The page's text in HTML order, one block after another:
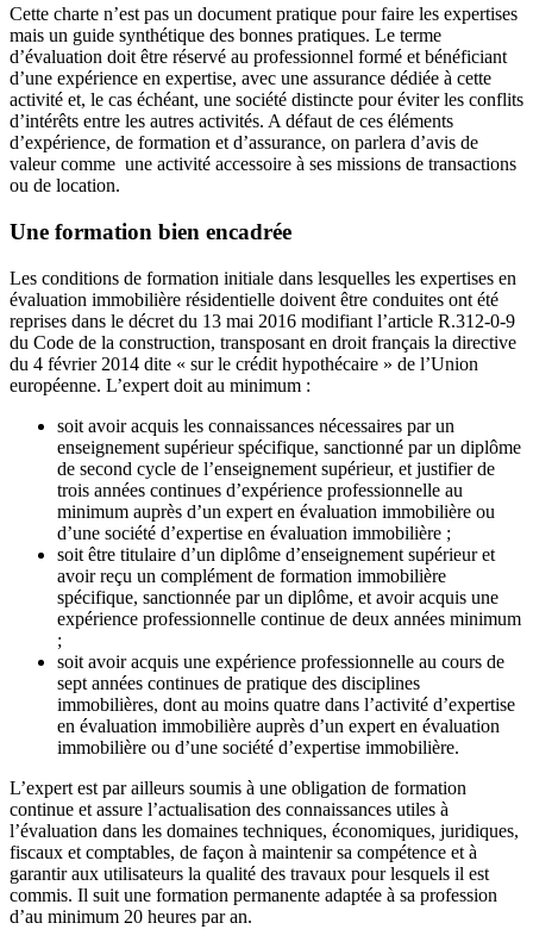
Cette charte n’est pas un document pratique pour faire les expertises
mais un guide synthétique des bonnes pratiques. Le terme
d’évaluation doit être réservé au professionnel formé et bénéficiant
d’une expérience en expertise, avec une assurance dédiée à cette
activité et, le cas échéant, une société distincte pour éviter les conflits
d’intérêts entre les autres activités. A défaut de ces éléments
d’expérience, de formation et d’assurance, on parlera d’avis de
valeur comme une activité accessoire à ses missions de transactions
ou de location.
Une formation bien encadrée
Les conditions de formation initiale dans lesquelles les expertises en
évaluation immobilière résidentielle doivent être conduites ont été
reprises dans le décret du 13 mai 2016 modifiant l’article R.312-0-9
du Code de la construction, transposant en droit français la directive
du 4 février 2014 dite « sur le crédit hypothécaire » de l’Union
européenne. L’expert doit au minimum :
soit avoir acquis les connaissances nécessaires par un
enseignement supérieur spécifique, sanctionné par un diplôme
de second cycle de l’enseignement supérieur, et justifier de
trois années continues d’expérience professionnelle au
minimum auprès d’un expert en évaluation immobilière ou
d’une société d’expertise en évaluation immobilière ;
soit être titulaire d’un diplôme d’enseignement supérieur et
avoir reçu un complément de formation immobilière
spécifique, sanctionnée par un diplôme, et avoir acquis une
expérience professionnelle continue de deux années minimum
;
soit avoir acquis une expérience professionnelle au cours de
sept années continues de pratique des disciplines
immobilières, dont au moins quatre dans l’activité d’expertise
en évaluation immobilière auprès d’un expert en évaluation
immobilière ou d’une société d’expertise immobilière.
L’expert est par ailleurs soumis à une obligation de formation
continue et assure l’actualisation des connaissances utiles à
l’évaluation dans les domaines techniques, économiques, juridiques,
fiscaux et comptables, de façon à maintenir sa compétence et à
garantir aux utilisateurs la qualité des travaux pour lesquels il est
commis. Il suit une formation permanente adaptée à sa profession
d’au minimum 20 heures par an.